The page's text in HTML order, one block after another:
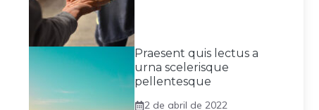
Praesent quis lectus a
urna scelerisque
pellentesque
2 de abril de 2022